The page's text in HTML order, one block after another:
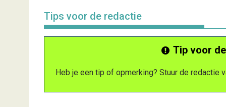
Tips voor de redactie
Tip voor
Heb je een tip of opmerking? Stuur de redactie